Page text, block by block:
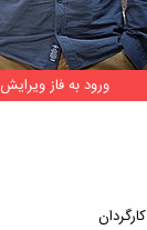
ورود به فاز ویرایش
کارگردان